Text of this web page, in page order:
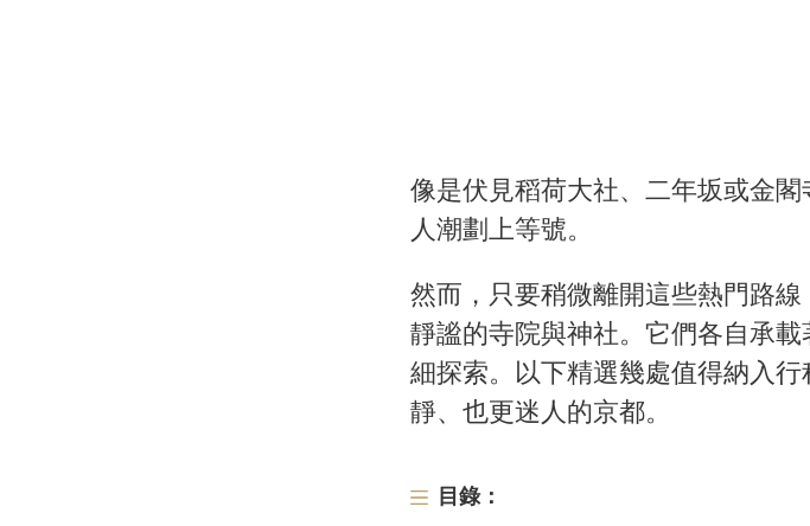
像是伏見稻荷大社、二年坂或金
人潮劃上等號。
然而，只要稍微離開這些熱門路
靜謐的寺院與神社。它們各自承
細探索。以下精選幾處值得納入
靜、也更迷人的京都。
目錄：